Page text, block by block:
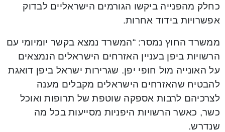
כחלק מהפנייה ביקשו הגורמים הישראליים לבדוק
אפשרויות בידוד אחרות.
ממשרד החוץ נמסר: “המשרד נמצא בקשר יומיומי עם
הרשויות ביפן בעניין האזרחים הישראלים הנמצאים
על האונייה מול חופי יפן. שגרירות ישראל ביפן דואגת
להבטיח שהאזרחים הישראלים מקבלים מענה
לצרכיהם לרבות אספקה שוטפת של תרופות ואוכל
כשר, כאשר הרשויות היפניות מסייעות בכל מה
שנדרש.